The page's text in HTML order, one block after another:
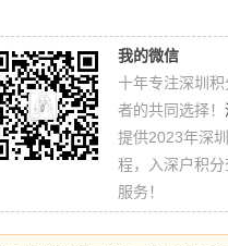
我的微信
十年专注深圳
者的共同选择！
提供2023年深
程，入深户积
服务！